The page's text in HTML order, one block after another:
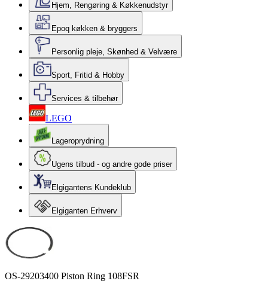
Hjem, Rengøring & Køkkenudstyr
Epoq køkken & bryggers
Personlig pleje, Skønhed & Velvære
Sport, Fritid & Hobby
Services & tilbehør
LEGO
Lageroprydning
Ugens tilbud - og andre gode priser
Elgigantens Kundeklub
Elgiganten Erhverv
OS-29203400 Piston Ring 108FSR